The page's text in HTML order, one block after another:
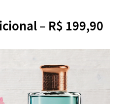
– R$ 199,90